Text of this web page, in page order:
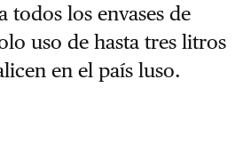
todos los envases de
uso de hasta tres litros
en el país luso.